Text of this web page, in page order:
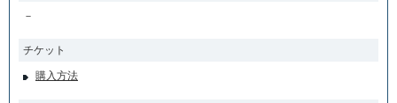
－
チケット
購入方法